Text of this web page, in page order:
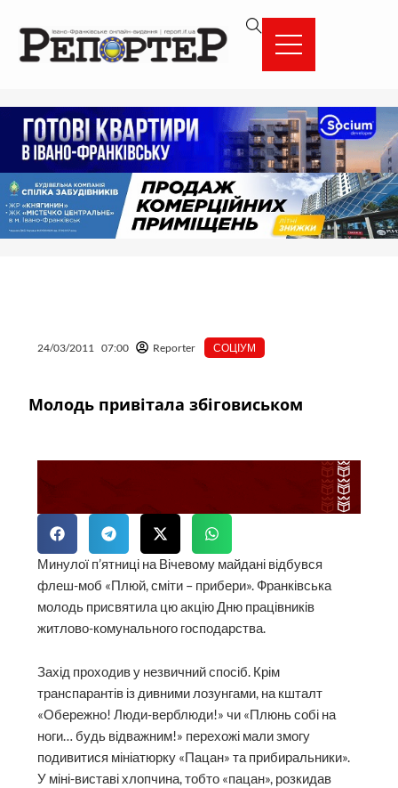
вмісту
24/03/2011 07:00 Reporter СОЦІУМ
Молодь привітала збіговиськом
Минулої п’ятниці на Вічевому майдані відбувся
флеш-моб «Плюй, сміти – прибери». Франківська
молодь присвятила цю акцію Дню працівників
житлово-комунального господарства.
Захід проходив у незвичний спосіб. Крім
транспарантів із дивними лозунгами, на кшталт
«Обережно! Люди-верблюди!» чи «Плюнь собі на
ноги… будь відважним!» перехожі мали змогу
подивитися мініатюрку «Пацан» та прибиральники».
У міні-виставі хлопчина, тобто «пацан», розкидав